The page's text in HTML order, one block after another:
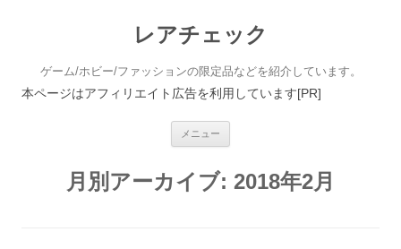
レアチェック
ゲーム/ホビー/ファッションの限定品などを紹介しています。
本ページはアフィリエイト広告を利用しています[PR]
メニュー
月別アーカイブ: 2018年2月